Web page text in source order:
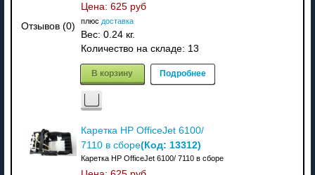
Отзывов (0)
Цена: 625 руб
плюс доставка
Вес: 0.24 кг.
Количество на складе: 13
В корзину Подробнее
Каретка HP OfficeJet 6100/
7110 в сборе(Код: 13312)
Каретка HP OfficeJet 6100/ 7110 в сборе